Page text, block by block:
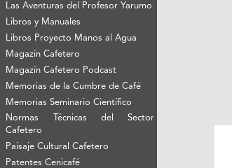
Las Aventuras del Profesor Yarumo
Libros y Manuales
Libros Proyecto Manos al Agua
Magazín Cafetero
Magazín Cafetero Podcast
Memorias de la Cumbre de Café
Memorias Seminario Científico
Normas Técnicas del Sector
Cafetero
Paisaje Cultural Cafetero
Patentes Cenicafé